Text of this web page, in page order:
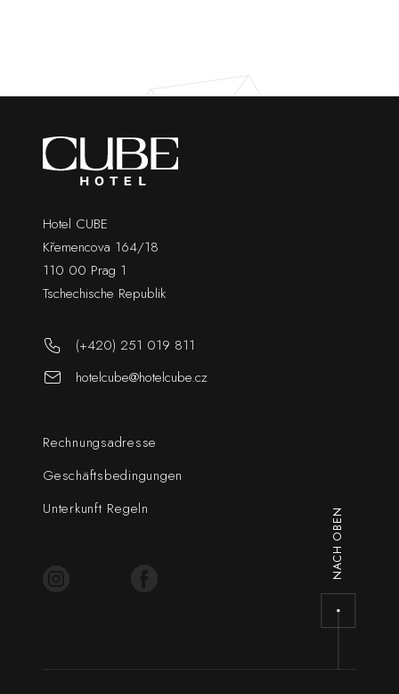
Hotel CUBE
Křemencova 164/18
110 00 Prag 1
Tschechische Republik
(+420) 251 019 811
hotelcube@hotelcube.cz
Rechnungsadresse
Geschäftsbedingungen
Unterkunft Regeln
NACH OBEN